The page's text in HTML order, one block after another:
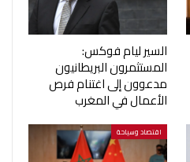
السير ليام فوكس:
المستثمرون البريطانيون
مدعوون إلى اغتنام فرص
الأعمال في المغرب
اقتصاد وسياحة